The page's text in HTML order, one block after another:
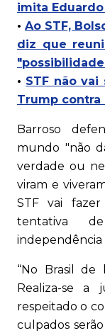
imita
•Ao STF,
diz que
• STF não
Trump contra
Barroso
mundo "não
verdade ou
viram e
STF vai
tentativa
independência
“No Brasil de
Realiza-se a
respeitado o
culpados